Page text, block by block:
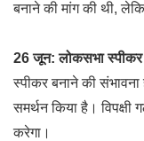
बनाने की मांग की थी,
26 जून: लोकसभा स्पीकर
स्पीकर बनाने की
समर्थन किया है। विपक्षी
करेगा।